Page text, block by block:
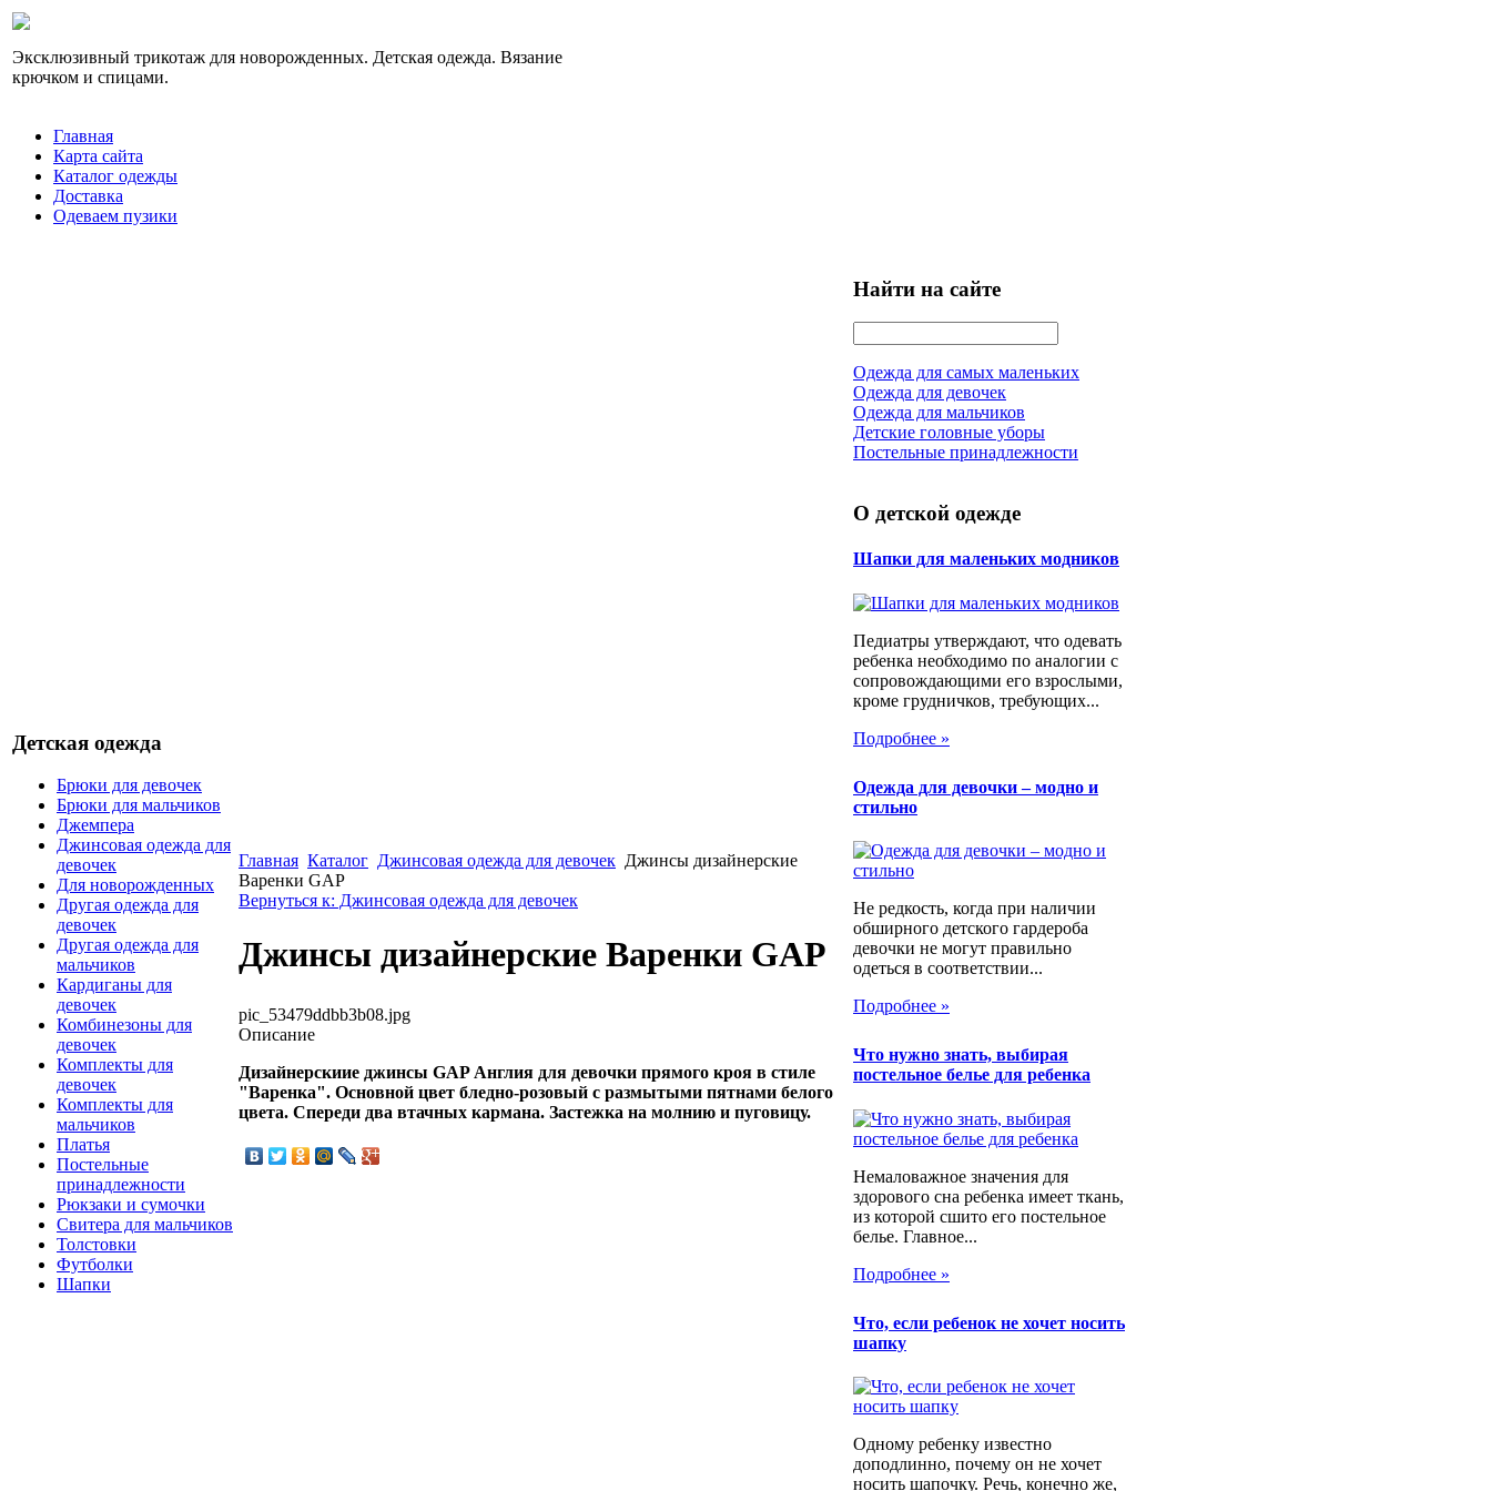
Эксклюзивный трикотаж для новорожденных. Детская одежда. Вязание
крючком и спицами.
Главная
Карта сайта
Каталог одежды
Доставка
Одеваем пузики
Детская одежда
Брюки для девочек
Брюки для мальчиков
Джемпера
Джинсовая одежда для
девочек
Для новорожденных
Другая одежда для
девочек
Другая одежда для
мальчиков
Кардиганы для
девочек
Комбинезоны для
девочек
Комплекты для
девочек
Комплекты для
мальчиков
Платья
Постельные
принадлежности
Рюкзаки и сумочки
Свитера для мальчиков
Толстовки
Футболки
Шапки
Главная Каталог Джинсовая одежда для девочек Джинсы дизайнерские
Варенки GAP
Вернуться к: Джинсовая одежда для девочек
Джинсы дизайнерские Варенки GAP
pic_53479ddbb3b08.jpg
Описание
Дизайнерскиие джинсы GAP Англия для девочки прямого кроя в стиле
"Варенка". Основной цвет бледно-розовый с размытыми пятнами белого
цвета. Спереди два втачных кармана. Застежка на молнию и пуговицу.
Найти на сайте
Одежда для самых маленьких
Одежда для девочек
Одежда для мальчиков
Детские головные уборы
Постельные принадлежности
О детской одежде
Шапки для маленьких модников
Педиатры утверждают, что одевать
ребенка необходимо по аналогии с
сопровождающими его взрослыми,
кроме грудничков, требующих...
Подробнее »
Одежда для девочки – модно и
стильно
Не редкость, когда при наличии
обширного детского гардероба
девочки не могут правильно
одеться в соответствии...
Подробнее »
Что нужно знать, выбирая
постельное белье для ребенка
Немаловажное значения для
здорового сна ребенка имеет ткань,
из которой сшито его постельное
белье. Главное...
Подробнее »
Что, если ребенок не хочет носить
шапку
Одному ребенку известно
доподлинно, почему он не хочет
носить шапочку. Речь, конечно же,